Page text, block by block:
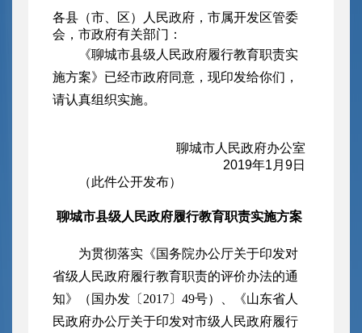
各县（市、区）人民政府，市属开发区管委
会，市政府有关部门：
《聊城市县级人民政府履行教育职责实
施方案》已经市政府同意，现印发给你们，
请认真组织实施。
聊城市人民政府办公室
2019年1月9日
（此件公开发布）
聊城市县级人民政府履行教育职责实施方案
为贯彻落实《国务院办公厅关于印发对
省级人民政府履行教育职责的评价办法的通
知》（国办发〔2017〕49号）、《山东省人
民政府办公厅关于印发对市级人民政府履行